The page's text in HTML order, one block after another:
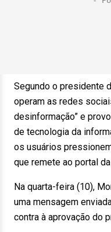
Segundo o presidente
operam as redes
desinformação” e
de tecnologia da
os usuários
que remete ao portal
Na quarta-feira (10),
uma mensagem
contra à aprovação do